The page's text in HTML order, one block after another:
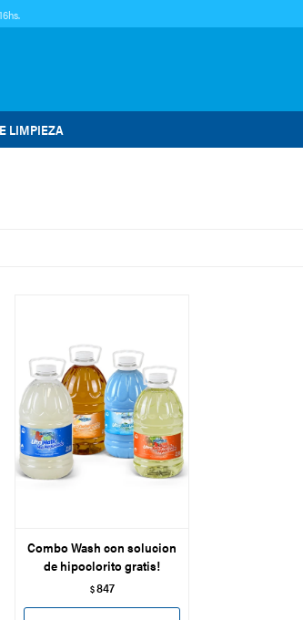
LIMPIEZA
Combo Wash con solucion
de hipoclorito gratis!
$847